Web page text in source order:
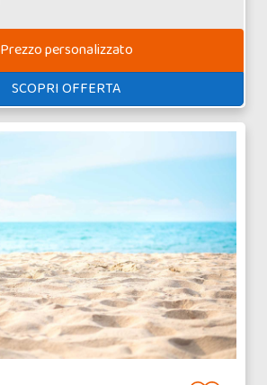
Prezzo personalizzato
SCOPRI OFFERTA